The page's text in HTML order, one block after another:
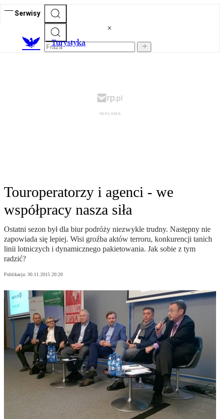
Serwisy
Turystyka
Touroperatorzy i agenci - we
współpracy nasza siła
Ostatni sezon był dla biur podróży niezwykle trudny. Następny nie
zapowiada się lepiej. Wisi groźba aktów terroru, konkurencji tanich
linii lotniczych i dynamicznego pakietowania. Jak sobie z tym
radzić?
Publikacja: 30.11.2015 20:20